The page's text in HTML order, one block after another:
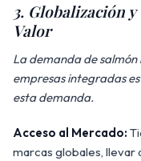
3. Globalización
Valor
La demanda de
empresas integradas
esta demanda.
Acceso al Mercado:
marcas globales, llevar